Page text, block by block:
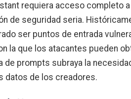
requiera acceso completo
de seguridad seria.
ser puntos de entrada
la que los atacantes pueden
de prompts subraya la
datos de los creadores.